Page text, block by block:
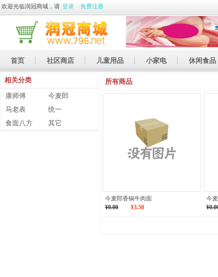
欢迎光临润冠商城，请 登录 免费注册
首页 社区商店 儿童用品 小家电 休闲食品
休闲娱乐 土特产
相关分类
康师傅
今麦郎
马老表
统一
食面八方
其它
所有商品
今麦郎香锅牛肉面
¥0.00
¥3.50
今